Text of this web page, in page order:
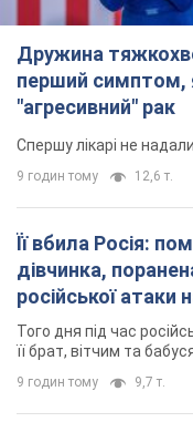
Дружина
перший симптом,
"агресивний" рак
Спершу лікарі не
9 годин тому 12,6 т.
Її вбила Росія:
дівчинка,
російської
Того дня під час
її брат, вітчим та
9 годин тому 9,7 т.